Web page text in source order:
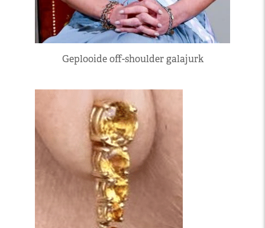
Geplooide off-shoulder galajurk